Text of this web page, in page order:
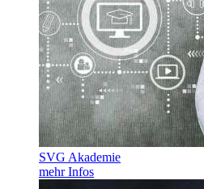
SVG Akademie
mehr Infos